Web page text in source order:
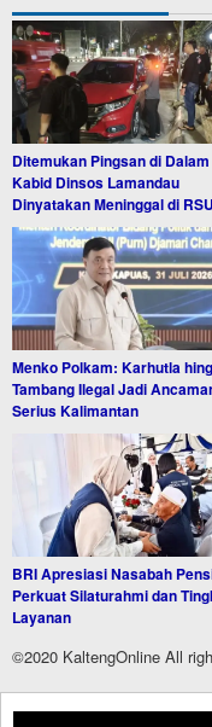
Ditemukan Pingsan di
Kabid Dinsos Lamandau
Dinyatakan Meninggal di
Menko Polkam: Karhutla
Tambang Ilegal Jadi
Serius Kalimantan
BRI Apresiasi Nasabah
Perkuat Silaturahmi dan
Layanan
©2020 KaltengOnline All